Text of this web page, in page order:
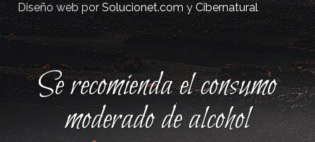
Diseño web porSolucionet.comyCibernatural
Se recomienda el consumo
moderado de alcohol